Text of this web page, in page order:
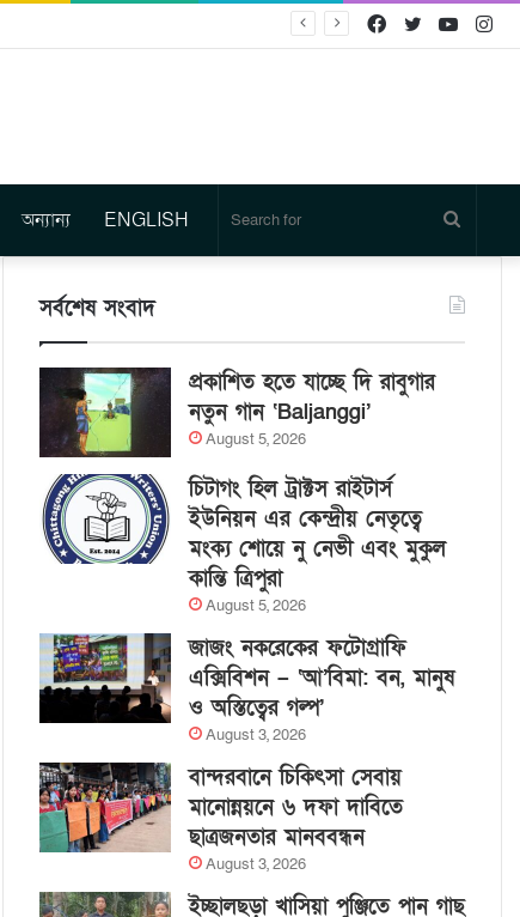
Twitter
Facebook
অন্যান্য ENGLISH
for
সর্বশেষ সংবাদ
প্রকাশিত হতে যাচ্ছে দি রাবুগার
নতুন গান ‘Baljanggi’
August 5, 2026
চিটাগং হিল ট্রাক্টস রাইটার্স
ইউনিয়ন এর কেন্দ্রীয় নেতৃত্বে
মংক্য শোয়ে নু নেভী এবং মুকুল
কান্তি ত্রিপুরা
August 5, 2026
জাজং নকরেকের ফটোগ্রাফি
এক্সিবিশন – ‘আ’বিমা: বন, মানুষ
ও অস্তিত্বের গল্প’
August 3, 2026
বান্দরবানে চিকিৎসা সেবায়
মানোন্নয়নে ৬ দফা দাবিতে
ছাত্রজনতার মানববন্ধন
August 3, 2026
ইচ্ছালছড়া খাসিয়া পুঞ্জিতে পান গাছ